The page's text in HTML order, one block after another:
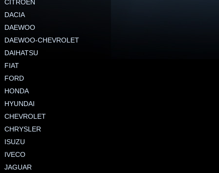
CITROEN
DACIA
DAEWOO
DAEWOO-CHEVROLET
DAIHATSU
FIAT
FORD
HONDA
HYUNDAI
CHEVROLET
CHRYSLER
ISUZU
IVECO
JAGUAR